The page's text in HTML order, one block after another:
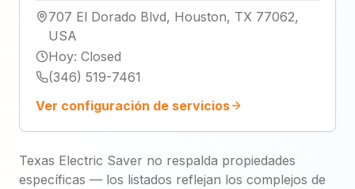
707 El Dorado Blvd, Houston, TX 77062,
USA
Hoy: Closed
(346) 519-7461
Ver configuración de servicios
Texas Electric Saver no respalda propiedades
específicas — los listados reflejan los complejos de